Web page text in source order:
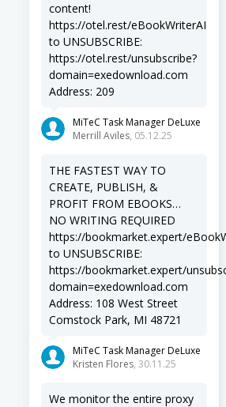
content!
https://otel.rest/eBookWriterAI
to UNSUBSCRIBE:
https://otel.rest/unsubscribe?
domain=exedownload.com
Address: 209
MiTeC Task Manager DeLuxe
Merrill Aviles, 05.12.25
THE FASTEST WAY TO
CREATE, PUBLISH, &
PROFIT FROM EBOOKS…
NO WRITING REQUIRED
https://bookmarket.expert/
to UNSUBSCRIBE:
https://bookmarket.expert/
domain=exedownload.com
Address: 108 West Street
Comstock Park, MI 48721
MiTeC Task Manager DeLuxe
Kristen Flores, 30.11.25
We monitor the entire proxy